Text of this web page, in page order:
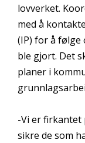
lovverket.
med å
(IP) for å følge
ble gjort. Det
planer i
-Vi er firkantet
sikre de som